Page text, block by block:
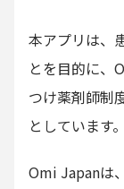
本アプリは、
とを目的に、
つけ薬剤師制
としています。
Omi Japanは